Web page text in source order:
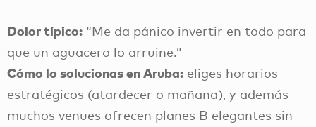
Dolor típico: “Me da pánico invertir en todo para
que un aguacero lo arruine.”
Cómo lo solucionas en Aruba: eliges horarios
estratégicos (atardecer o mañana), y además
muchos venues ofrecen planes B elegantes sin